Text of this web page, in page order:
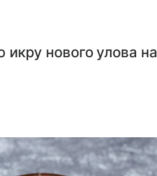
нового улова на